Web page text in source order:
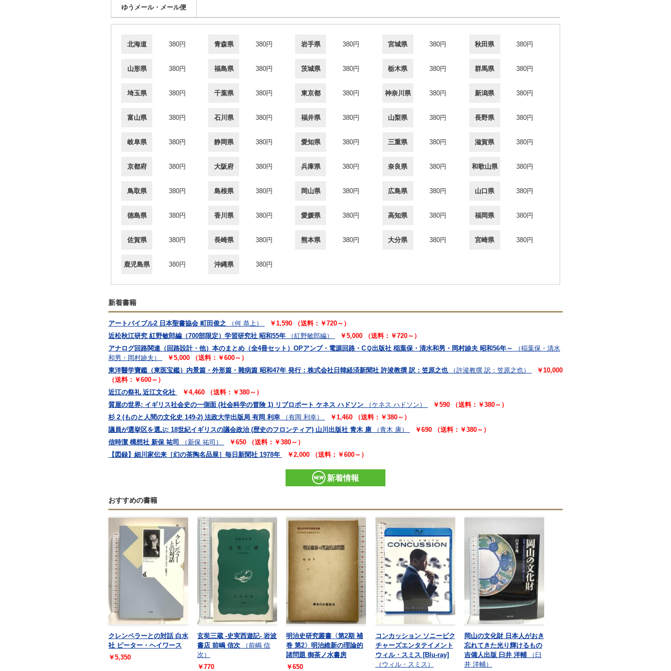
ゆうメール・メール便
北海道 380円 青森県 380円 岩手県 380円 宮城県 380円 秋田県 380円
山形県 380円 福島県 380円 茨城県 380円 栃木県 380円 群馬県 380円
埼玉県 380円 千葉県 380円 東京都 380円 神奈川県 380円 新潟県 380円
富山県 380円 石川県 380円 福井県 380円 山梨県 380円 長野県 380円
岐阜県 380円 静岡県 380円 愛知県 380円 三重県 380円 滋賀県 380円
京都府 380円 大阪府 380円 兵庫県 380円 奈良県 380円 和歌山県 380円
鳥取県 380円 島根県 380円 岡山県 380円 広島県 380円 山口県 380円
徳島県 380円 香川県 380円 愛媛県 380円 高知県 380円 福岡県 380円
佐賀県 380円 長崎県 380円 熊本県 380円 大分県 380円 宮崎県 380円
鹿児島県 380円 沖縄県 380円
新着書籍
アートバイブル2 日本聖書協会 町田俊之 （何 恭上）
￥1,590 （送料：￥720～）
近松秋江研究 紅野敏郎編（700部限定）学習研究社 昭和55年
（紅野敏郎編）
￥5,000 （送料：￥720～）
アナログ回路関連（回路設計・他）本のまとめ（全4冊セット）OPアンプ・電源回路・CＱ出版社 稲葉保・清水和男・岡村廸夫 昭和56年～
（稲葉保・清水
和男・岡村廸夫）
￥5,000 （送料：￥600～）
東洋醫学寶鑑（東医宝鑑）内景篇・外形篇・雜病篇 昭和47年 発行：株式会社日韓経済新聞社 許浚教撰 訳：笠原之也
（許浚教撰 訳：笠原之也）
￥10,000
（送料：￥600～）
近江の祭礼 近江文化社
￥4,460 （送料：￥380～）
質屋の世界: イギリス社会史の一側面 (社会科学の冒険 1) リブロポート ケネス ハドソン
（ケネス ハドソン）
￥590 （送料：￥380～）
杉 2 (ものと人間の文化史 149-2) 法政大学出版局 有岡 利幸
（有岡 利幸）
￥1,460 （送料：￥380～）
議員が選挙区を選ぶ: 18世紀イギリスの議会政治 (歴史のフロンティア) 山川出版社 青木 康
（青木 康）
￥690 （送料：￥380～）
信時潔 構想社 新保 祐司
（新保 祐司）
￥650 （送料：￥380～）
【図録】細川家伝来［幻の茶陶名品展］毎日新聞社 1978年
￥2,000 （送料：￥600～）
新着情報
おすすめの書籍
クレンペラーとの対話 白水
社 ピーター・ヘイワース
￥5,350
玄奘三蔵 -史実西遊記- 岩波
書店 前嶋 信次
（前嶋 信
次）
￥770
明治史研究叢書〈第2期 補
巻 第2〉明治維新の理論的
諸問題 御茶ノ水書房
￥650
コンカッション ソニーピク
チャーズエンタテイメント
ウィル・スミス [Blu-ray]
（ウィル・スミス）
岡山の文化財 日本人がおき
忘れてきた光り輝けるもの
吉備人出版 臼井 洋輔
（臼
井 洋輔）